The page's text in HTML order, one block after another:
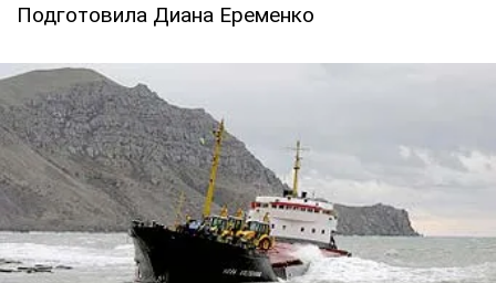
Подготовила Диана Еременко